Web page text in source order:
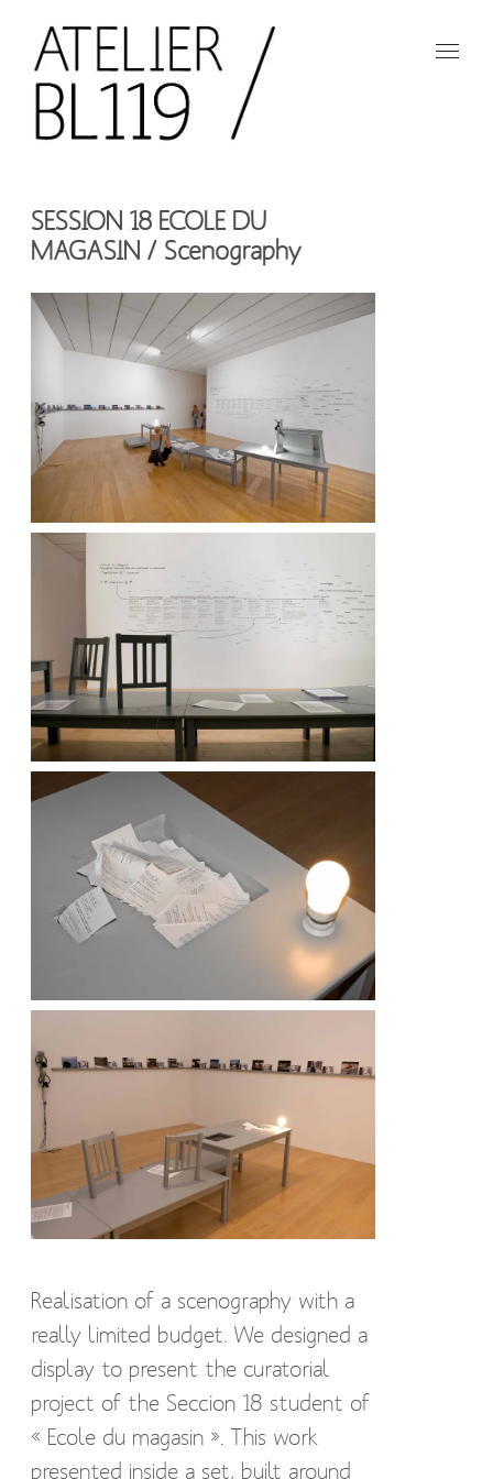
au
contenu
principal
BL119
studio
SESSION 18 ECOLE DU
MAGASIN / Scenography
Realisation of a scenography with a
really limited budget. We designed a
display to present the curatorial
project of the Seccion 18 student of
« Ecole du magasin ». This work
presented inside a set, built around